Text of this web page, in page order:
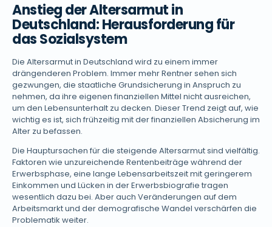
Anstieg der Altersarmut in
Deutschland: Herausforderung für
das Sozialsystem
Die Altersarmut in Deutschland wird zu einem immer
drängenderen Problem. Immer mehr Rentner sehen sich
gezwungen, die staatliche Grundsicherung in Anspruch zu
nehmen, da ihre eigenen finanziellen Mittel nicht ausreichen,
um den Lebensunterhalt zu decken. Dieser Trend zeigt auf, wie
wichtig es ist, sich frühzeitig mit der finanziellen Absicherung im
Alter zu befassen.
Die Hauptursachen für die steigende Altersarmut sind vielfältig.
Faktoren wie unzureichende Rentenbeiträge während der
Erwerbsphase, eine lange Lebensarbeitszeit mit geringerem
Einkommen und Lücken in der Erwerbsbiografie tragen
wesentlich dazu bei. Aber auch Veränderungen auf dem
Arbeitsmarkt und der demografische Wandel verschärfen die
Problematik weiter.